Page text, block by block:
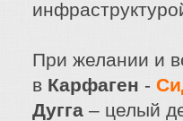
При желании и
в Карфаген -
Дугга – целый